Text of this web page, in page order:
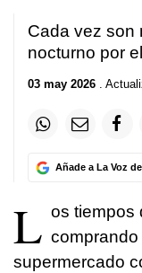
Cada vez son
nocturno por
03 may 2026 .
Añade a La Voz
L os tiempos
comprando
supermercado